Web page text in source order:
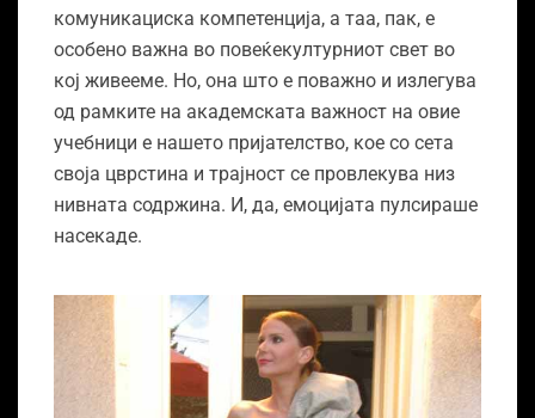
комуникациска компетенција, а таа, пак, е
особено важна во повеќекултурниот свет во
кој живееме. Но, она што е поважно и излегува
од рамките на академската важност на овие
учебници е нашето пријателство, кое со сета
своја цврстина и трајност се провлекува низ
нивната содржина. И, да, емоцијата пулсираше
насекаде.